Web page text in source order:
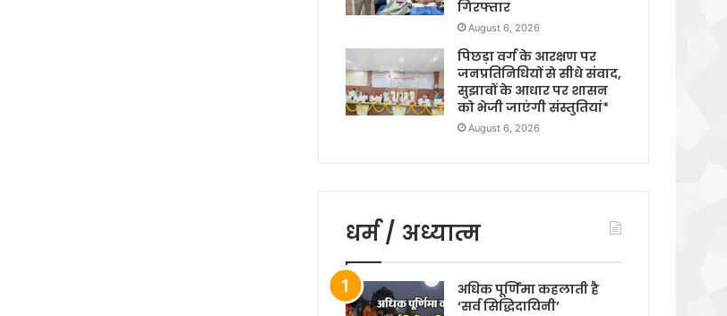
गिरफ्तार
August 6, 2026
पिछड़ा वर्ग के आरक्षण पर
जनप्रतिनिधियों से सीधे संवाद,
सुझावों के आधार पर शासन
को भेजी जाएंगी संस्तुतियां*
August 6, 2026
धर्म / अध्यात्म
अधिक पूर्णिमा कहलाती है
‘सर्व सिद्धिदायिनी’